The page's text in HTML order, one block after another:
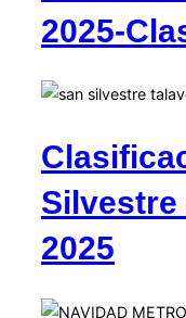
2025-
Silvestre
2025